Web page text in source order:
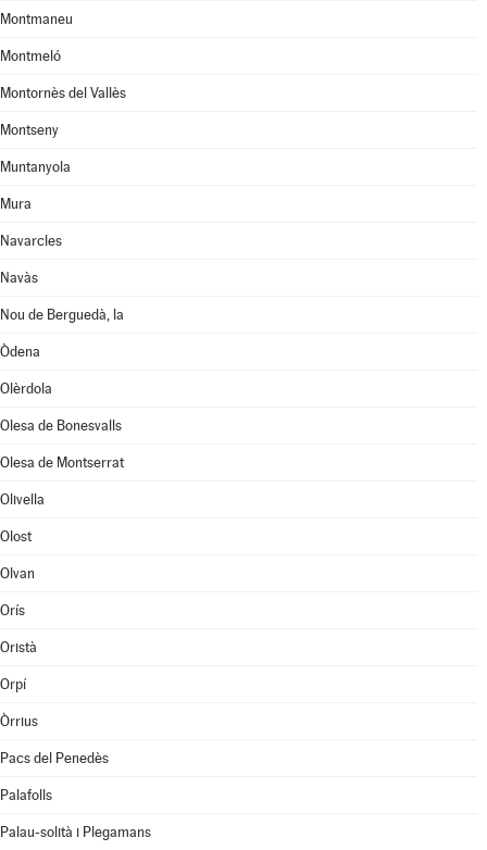
Montmaneu
Montmeló
Montornès del Vallès
Montseny
Muntanyola
Mura
Navarcles
Navàs
Nou de Berguedà, la
Òdena
Olèrdola
Olesa de Bonesvalls
Olesa de Montserrat
Olivella
Olost
Olvan
Orís
Oristà
Orpí
Òrrius
Pacs del Penedès
Palafolls
Palau-solità i Plegamans